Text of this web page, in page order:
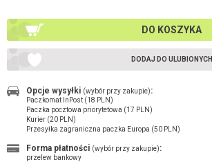
DO KOSZYKA
DODAJ DO ULUBIONYCH
Opcje wysyłki (wybór przy zakupie):
Paczkomat InPost (18 PLN)
Paczka pocztowa priorytetowa (17 PLN)
Kurier (20 PLN)
Przesyłka zagraniczna paczka Europa (50 PLN)
Forma płatności (wybór przy zakupie):
przelew bankowy